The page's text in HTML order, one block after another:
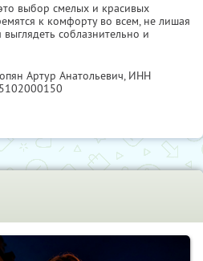
выбор смелых и красивых
к комфорту во всем, не лишая
соблазнительно и
Артур Анатольевич, ИНН